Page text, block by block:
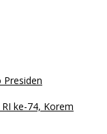
Presiden
ke-74, Korem